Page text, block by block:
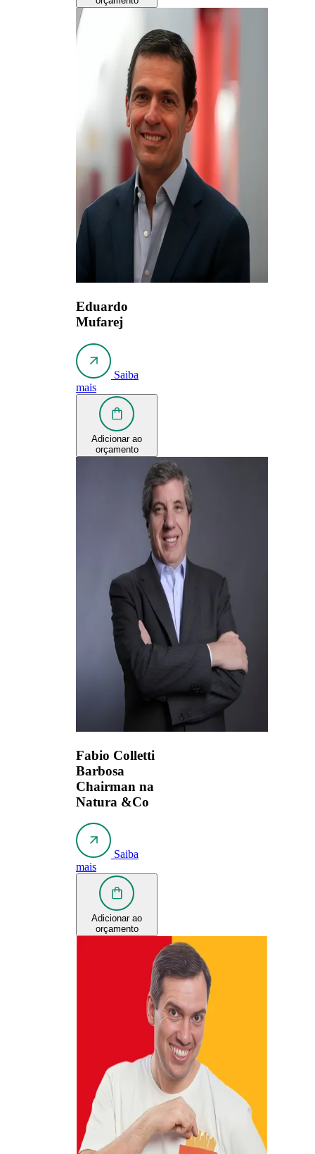
Eduardo
Mufarej
Saiba
mais
Adicionar ao
orçamento
Fabio Colletti
Barbosa
Chairman na
Natura &Co
Saiba
mais
Adicionar ao
orçamento